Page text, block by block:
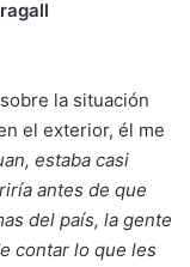
la situación
el exterior, él me
estaba casi
antes de que
del país, la gente
contar lo que les